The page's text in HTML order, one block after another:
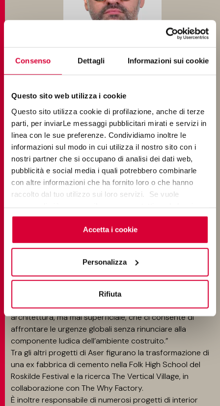
Consenso Dettagli Informazioni sui cookie
Questo sito web utilizza i cookie
Questo sito utilizza cookie di profilazione, anche di terze
parti, per inviarLe messaggi pubblicitari mirati e servizi in
linea con le sue preferenze. Condividiamo inoltre le
informazioni sul modo in cui utilizza il nostro sito con i
nostri partner che si occupano di analisi dei dati web,
pubblicità e social media i quali potrebbero combinarle
con altre informazioni che ha fornito loro o che hanno
raccolto dal tuo utilizzo sui loro servizi. Se vuole
cookieclicchi qui. Il consenso può essere espresso
cliccando sul tasto “Accetta i cookie”. Se non vuole i
cookie di profilazione può negare il consenso sul tasto
Accetta i cookie
Personalizza
Rifiuta
architetto spagnolo e direttore associato presso
Bassi e all’Universidad Politécnica de Valencia in Spagna,
laureandosi con un Master in Architettura nel 2005.
Prima di entrare in MVRDV, ha lavorato come architetto e
urban designer in Spagna, Brasile e Paesi Bassi. Aser è
entrato in MVRDV nel 2007 e da allora ha guidato
progetti di varie dimensioni e fasi, spaziando dai
masterplan al design d’interni, dall’ideazione alla
realizzazione.
Ha seguito la progettazione e realizzazione della sede
Shanghai, entrambi esempi emblematici di architettura
sostenibile caratterizzati da un processo costruttivo
combinazione tra un’ambizione visionaria e un
pragmatismo radicale”, afferma.
“Abbiamo un senso del divertimento, cosa rara in
architettura, ma mai superficiale, che ci consente di
affrontare le urgenze globali senza rinunciare alla
componente ludica dell’ambiente costruito.”
Tra gli altri progetti di Aser figurano la trasformazione di
una ex fabbrica di cemento nella Folk High School del
Roskilde Festival e la ricerca The Vertical Village, in
collaborazione con The Why Factory.
È inoltre responsabile di numerosi progetti di interior